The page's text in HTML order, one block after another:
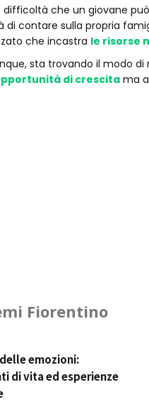
difficoltà che un giovane
di contare sulla propria
che incastra le risorse
sta trovando il modo
di crescita ma
Fiorentino
emozioni:
di vita ed esperienze